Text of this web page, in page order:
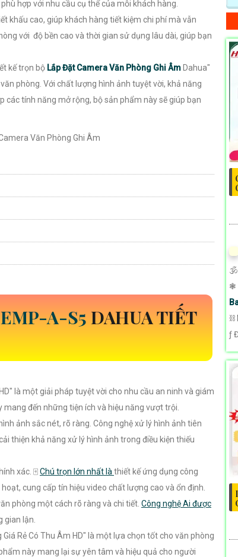
hợp với nhu cầu cụ thể của mỗi khách hàng.
khấu cao, giúp khách hàng tiết kiệm chi phí mà vẫn
với độ bền cao và thời gian sử dụng lâu dài, giúp bạn
kế trọn bộ Lắp Đặt Camera Văn Phòng Ghi Âm Dahua"
phòng. Với chất lượng hình ảnh tuyệt vời, khả năng
tính năng mở rộng, bộ sản phẩm này sẽ giúp bạn
Văn Phòng Ghi Âm
A-S5DAHUA TIẾT
là một giải pháp tuyệt vời cho nhu cầu an ninh và giám
đến những tiện ích và hiệu năng vượt trội.
ảnh sắc nét, rõ ràng. Công nghệ xử lý hình ảnh tiên
thiện khả năng xử lý hình ảnh trong điều kiện thiếu
xác. 🀄Chú trọn lớn nhất là thiết kế ứng dụng công
cung cấp tín hiệu video chất lượng cao và ổn định.
phòng một cách rõ ràng và chi tiết. Công nghệ Ai được
gian lận.
Rẻ Có Thu Âm HD" là một lựa chọn tốt cho văn phòng
này mang lại sự yên tâm và hiệu quả cho người
🕉️
❃
⛓
️ƒ